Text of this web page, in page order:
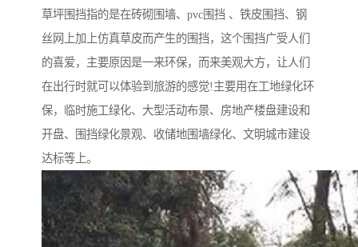
草坪围挡指的是在砖砌围墙、pvc围挡 、铁皮围挡、钢
丝网上加上仿真草皮而产生的围挡，这个围挡广受人们
的喜爱，主要原因是一来环保，而来美观大方，让人们
在出行时就可以体验到旅游的感觉!主要用在工地绿化环
保，临时施工绿化、大型活动布景、房地产楼盘建设和
开盘、围挡绿化景观、收储地围墙绿化、文明城市建设
达标等上。